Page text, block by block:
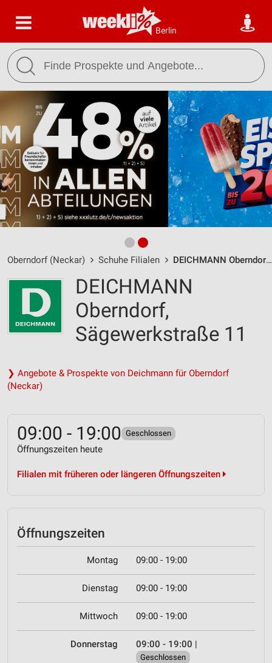
Berlin
Oberndorf (Neckar) Schuhe Filialen DEICHMANN Oberndorf / Sägewerkstraße 11 - Öffnungszeiten & Adresse
DEICHMANN
Oberndorf,
Sägewerkstraße 11
❯ Angebote & Prospekte von Deichmann für Oberndorf
(Neckar)
09:00 - 19:00 Geschlossen
Öffnungszeiten heute
Filialen mit früheren oder längeren Öffnungszeiten
Öffnungszeiten
Montag 09:00 - 19:00
Dienstag 09:00 - 19:00
Mittwoch 09:00 - 19:00
Donnerstag 09:00 - 19:00 |
Geschlossen